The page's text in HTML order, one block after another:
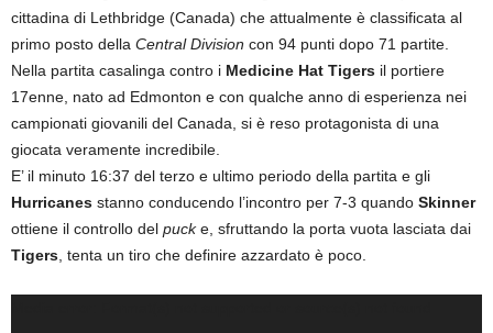
cittadina di Lethbridge (Canada) che attualmente è classificata al
primo posto della Central Division con 94 punti dopo 71 partite.
Nella partita casalinga contro i Medicine Hat Tigers il portiere
17enne, nato ad Edmonton e con qualche anno di esperienza nei
campionati giovanili del Canada, si è reso protagonista di una
giocata veramente incredibile.
E’ il minuto 16:37 del terzo e ultimo periodo della partita e gli
Hurricanes stanno conducendo l’incontro per 7-3 quando Skinner
ottiene il controllo del pucke, sfruttando la porta vuota lasciata dai
Tigers , tenta un tiro che definire azzardato è poco.